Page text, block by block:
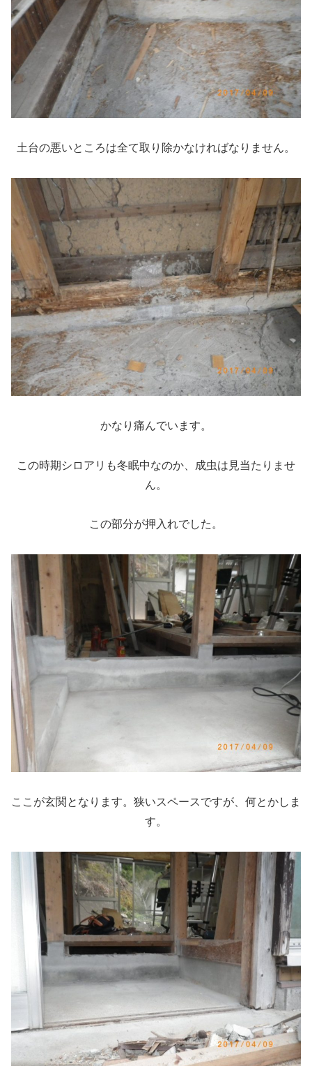
土台の悪いところは全て取り除かなければなりません。
かなり痛んでいます。
この時期シロアリも冬眠中なのか、成虫は見当たりませ
ん。
この部分が押入れでした。
ここが玄関となります。狭いスペースですが、何とかしま
す。